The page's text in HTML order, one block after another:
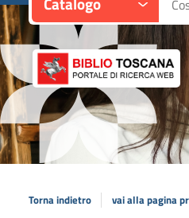
Torna indietro vai alla pagina